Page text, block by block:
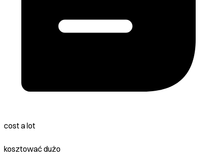
cost a lot
kosztować dużo